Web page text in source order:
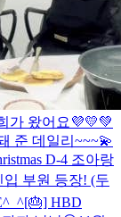
가 왔어요💜💛💚
준 데일리~~~💫
D-4 조아랑
부원 등장! (두
[🎂] HBD